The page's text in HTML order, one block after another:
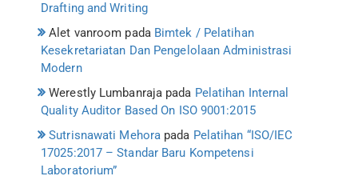
Drafting and Writing
Alet vanroom pada Bimtek / Pelatihan
Kesekretariatan Dan Pengelolaan Administrasi
Modern
Werestly Lumbanraja pada Pelatihan Internal
Quality Auditor Based On ISO 9001:2015
Sutrisnawati Mehora pada Pelatihan “ISO/IEC
17025:2017 – Standar Baru Kompetensi
Laboratorium”